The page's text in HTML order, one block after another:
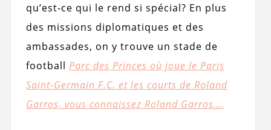
qu’est-ce qui le rend si spécial? En plus
des missions diplomatiques et des
ambassades, on y trouve un stade de
football Parc des Princes où joue le Paris
Saint-Germain F.C. et les courts de Roland
Garros, vous connaissez Roland Garros….